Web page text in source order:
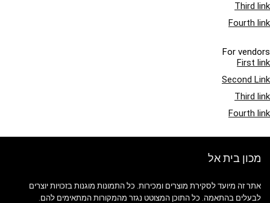
Third link
Fourth link
For vendors
First link
Second Link
Third link
Fourth link
מכון בית אל
אתר זה מיועד לסקירת מוצרים ומכירות. כל התמונות מוגנות בזכויות יוצרים
לבעלים בהתאמה. כל התוכן המצוטט נגזר מהמקורות המתאימים להם.